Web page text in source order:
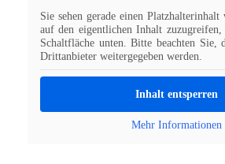
Sie sehen gerade einen Platzhalterinhalt
auf den eigentlichen Inhalt
Schaltfläche unten. Bitte beachten Sie,
Drittanbieter weitergegeben werden.
Inhalt entsperren
Mehr Informationen